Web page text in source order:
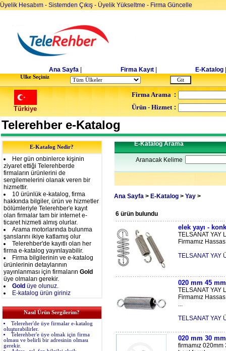
Üyelik Hesabım - Sistemden Çıkış - Üyelik Yükseltme - Firma Güncelle
Ana Sayfa Firma Kayıt E-Katalog
Ulke Seçiniz
Türkiye
Firma Arama :
Ürün - Hizmet :
Telerehber e-Katalog
E-Katalog Nedir?
Her gün onbinlerce kişinin
ziyaret ettiği Telerehberde
firmaların ürünlerini de
sergilemelerini olanak veren bir
hizmettir.
10 ürünlük e-katalog, firma
hakkında bilgiler, ürün ve hizmetler
bölümleriyle Telerehber'e kayıt
olan firmalar tam bir internet e-
ticaret hizmeti almış olurlar.
Arama motorlarında bulunma
şanslarını ikiye katlamış olur
Telerehber'de kayıtlı olan her
firma e-katalog yayınlayabilir.
Firma bilgilerinin ve e-katalog
ürünlerinin detaylarının
yayınlanması için firmaların Gold
üye olmaları gerekir.
Gold üye olunuz.
E-katalog ürün giriniz
Nasıl Ürün Sergilerim?
Telereher'de üye firmalar e-katalog
oluşturabilirler.
Telerehber'e üye olmak için firma
olması ve belirli bir adresinin olması
gerekir.
E-Katalog Arama
Aranacak Kelime
Ana Sayfa > E-Katalog >Yay >
6 ürün bulundu
elek yayı -
TELSANAT YAY
Firmamız
TELSANAT YAY
020 mm 45
TELSANAT YAY
Firmamız
...
TELSANAT YAY
020 mm 30
firmamız 020mm